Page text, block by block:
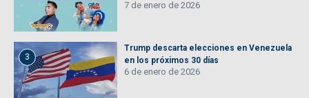
7 de enero de 2026
3
Trump descarta elecciones en Venezuela
en los próximos 30 días
6 de enero de 2026